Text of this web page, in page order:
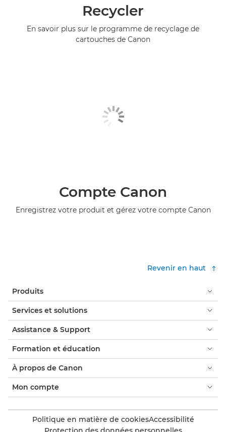
Recycler
En savoir plus sur le programme de recyclage de
cartouches de Canon
Compte Canon
Enregistrez votre produit et gérez votre compte Canon
Revenir en haut
Produits
Services et solutions
Assistance & Support
Formation et éducation
À propos de Canon
Mon compte
Politique en matière de cookiesAccessibilité